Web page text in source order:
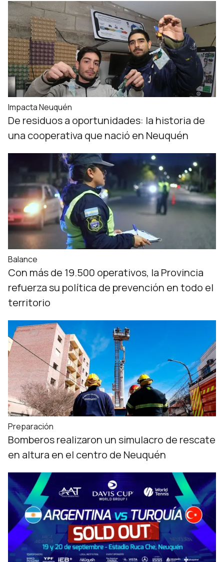
Impacta Neuquén
De residuos a oportunidades: la historia de
una cooperativa que nació en Neuquén
Balance
Con más de 19.500 operativos, la Provincia
refuerza su política de prevención en todo el
territorio
Preparación
Bomberos realizaron un simulacro de rescate
en altura en el centro de Neuquén